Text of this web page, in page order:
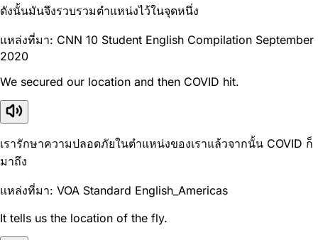
ดังนั้นมันจึงรวบรวมตำแหน่งไว้ในจุดหนึ่ง
แหล่งที่มา: CNN 10 Student English Compilation September
2020
We secured our location and then COVID hit.
เรารักษาความปลอดภัยในตำแหน่งของเราแล้วจากนั้น COVID ก็
มาถึง
แหล่งที่มา: VOA Standard English_Americas
It tells us the location of the fly.